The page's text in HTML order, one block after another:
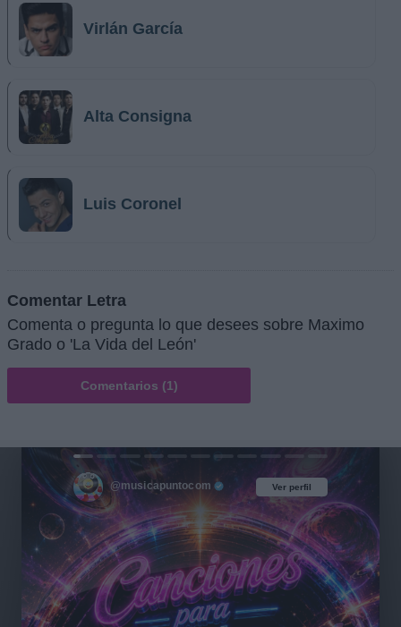
Virlán García
Alta Consigna
Luis Coronel
Comentar Letra
Comenta o pregunta lo que desees sobre Maximo
Grado o 'La Vida del León'
Comentarios (1)
Ver perfil
@musicapuntocom Ver perfil